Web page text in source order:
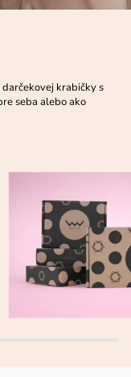
krabičky s
seba alebo ako